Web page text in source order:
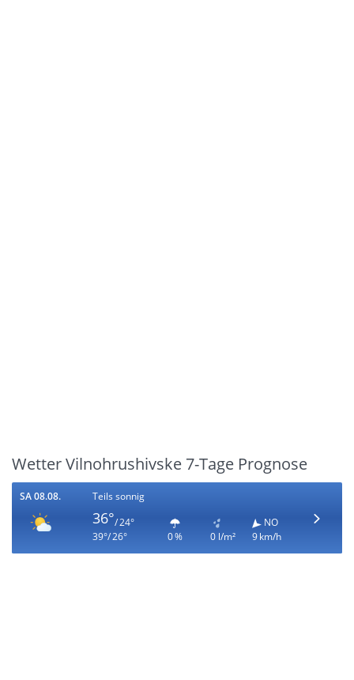
Wetter Vilnohrushivske 7-Tage Prognose
SA 08.08. Teils sonnig
36°/ 24°
39°/ 26°
0 % 0 l/m²
NO
9 km/h